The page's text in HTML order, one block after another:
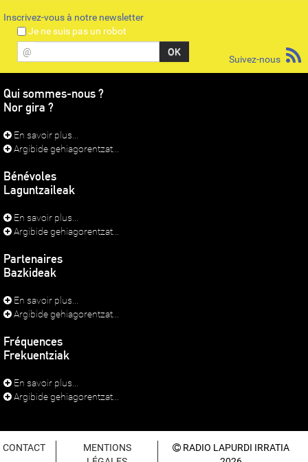
Inscrivez-vous à notre newsletter
Je ne suis pas un robot
@
Suivez-nous
Qui sommes-nous ?
Nor gira ?
En savoir plus...
Argibide gehiagorentzat...
Bénévoles
Laguntzaileak
En savoir plus...
Argibide gehiagorentzat...
Partenaires
Bazkideak
En savoir plus...
Argibide gehiagorentzat...
Fréquences
Frekuentziak
En savoir plus...
Argibide gehiagorentzat...
CONTACT
MENTIONS
RADIO LAPURDI IRRATIA